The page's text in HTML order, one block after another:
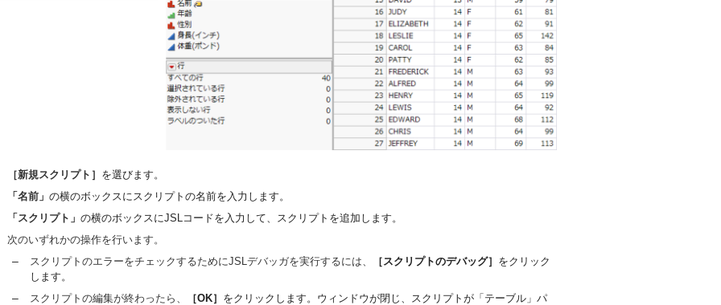
［新規スクリプト］ を選びます。
「名前」 の横のボックスにスクリプトの名前を入力します。
「スクリプト」 の横のボックスにJSLコードを入力して、スクリプトを追加します。
次のいずれかの操作を行います。
– スクリプトのエラーをチェックするためにJSLデバッガを実行するには、 ［スクリプトのデバッグ］ をクリック
します。
– スクリプトの編集が終わったら、 ［OK］ をクリックします。ウィンドウが閉じ、スクリプトが「テーブル」パ